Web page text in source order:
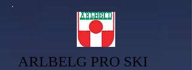
ARLBELG PRO SKI